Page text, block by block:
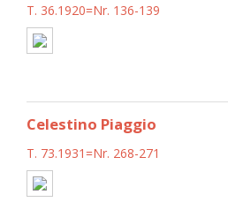
T. 36.1920=Nr. 136-139
Celestino Piaggio
T. 73.1931=Nr. 268-271